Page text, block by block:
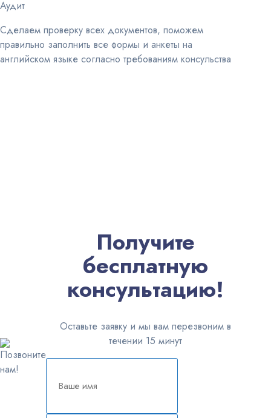
Аудит
Сделаем проверку всех документов, поможем
правильно заполнить все формы и анкеты на
английском языке согласно требованиям консульства
Получите
бесплатную
консультацию!
Оставьте заявку и мы вам перезвоним в
течении 15 минут